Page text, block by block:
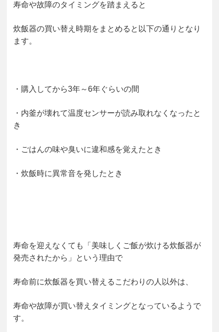
寿命や故障のタイミングを踏まえると
炊飯器の買い替え時期をまとめると以下の通りとなり
ます。
・購入してから3年～6年ぐらいの間
・内釜が壊れて温度センサーが読み取れなくなったと
き
・ごはんの味や臭いに違和感を覚えたとき
・炊飯時に異常音を発したとき
寿命を迎えなくても「美味しくご飯が炊ける炊飯器が
発売されたから」という理由で
寿命前に炊飯器を買い替えるこだわりの人以外は、
寿命や故障が買い替えタイミングとなっているようで
す。